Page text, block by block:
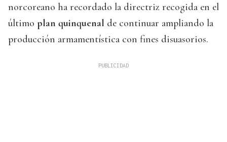
norcoreano ha recordado la directriz recogida en el
último plan quinquenal de continuar ampliando la
producción armamentística con fines disuasorios.